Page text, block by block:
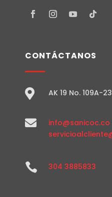
CONTÁCTANOS
 AK 19 No. 109A-
 info@sanicoc.co
 304 3885833